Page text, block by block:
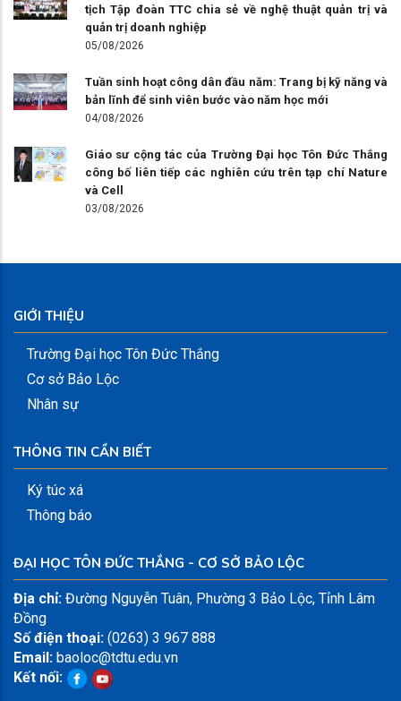
tịch Tập đoàn TTC chia sẻ về nghệ thuật quản trị và
quản trị doanh nghiệp
05/08/2026
Tuần sinh hoạt công dân đầu năm: Trang bị kỹ năng và
bản lĩnh để sinh viên bước vào năm học mới
04/08/2026
Giáo sư cộng tác của Trường Đại học Tôn Đức Thắng
công bố liên tiếp các nghiên cứu trên tạp chí Nature
và Cell
03/08/2026
GIỚI THIỆU
Trường Đại học Tôn Đức Thắng
Cơ sở Bảo Lộc
Nhân sự
THÔNG TIN CẦN BIẾT
Ký túc xá
Thông báo
ĐẠI HỌC TÔN ĐỨC THẮNG - CƠ SỞ BẢO LỘC
Địa chỉ: Đường Nguyễn Tuân, Phường 3 Bảo Lộc, Tỉnh Lâm
Đồng
Số điện thoại: (0263) 3 967 888
Email: baoloc@tdtu.edu.vn
Kết nối: